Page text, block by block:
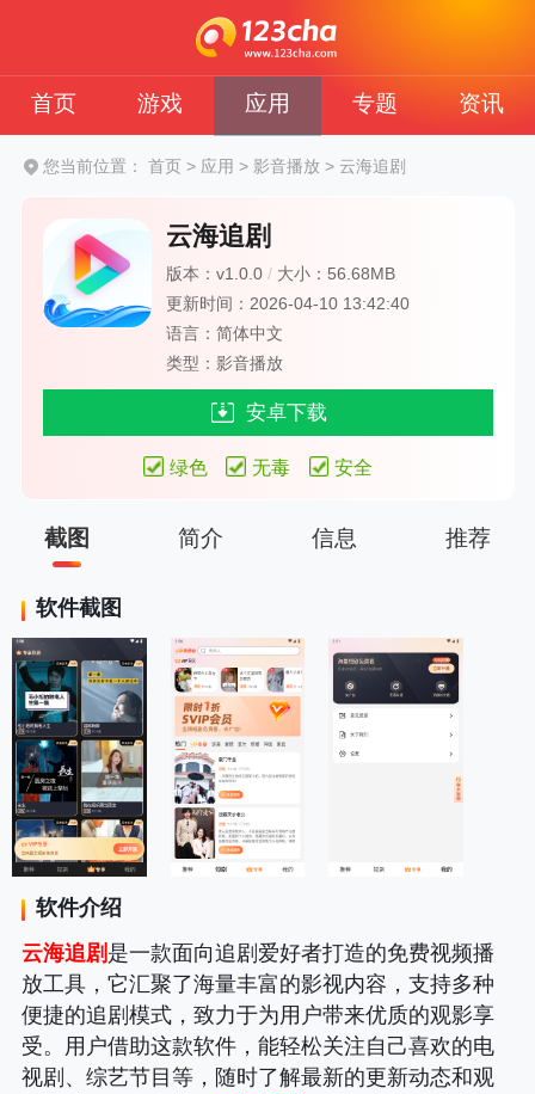
首页 游戏 应用 专题 资讯
您当前位置： 首页 > 应用 > 影音播放 >云海追剧
云海追剧
版本：v1.0.0/ 大小：56.68MB
更新时间：2026-04-10 13:42:40
语言：简体中文
类型：影音播放
安卓下载
绿色 无毒 安全
截图 简介 信息 推荐
软件截图
软件介绍
云海追剧 是一款面向追剧爱好者打造的免费视频播
放工具，它汇聚了海量丰富的影视内容，支持多种
便捷的追剧模式，致力于为用户带来优质的观影享
受。用户借助这款软件，能轻松关注自己喜欢的电
视剧、综艺节目等，随时了解最新的更新动态和观